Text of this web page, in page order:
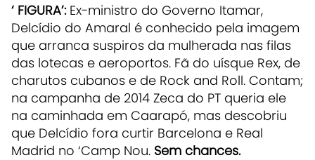
‘ FIGURA’:Ex-ministro do Governo Itamar,
Delcídio do Amaral é conhecido pela imagem
que arranca suspiros da mulherada nas filas
das lotecas e aeroportos. Fã do uísque Rex, de
charutos cubanos e de Rock and Roll. Contam;
na campanha de 2014 Zeca do PT queria ele
na caminhada em Caarapó, mas descobriu
que Delcídio fora curtir Barcelona e Real
Madrid no ‘Camp Nou. Sem chances.